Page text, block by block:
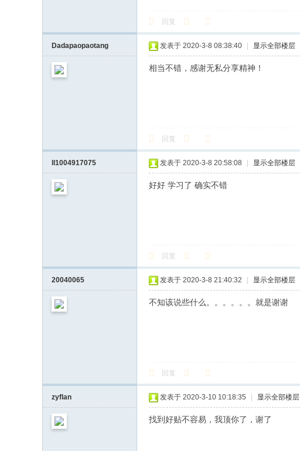
回复
Dadapaopaotang 发表于 2020-3-8 08:38:40 显示全部楼层
相当不错，感谢无私分享精神！
回复
ll1004917075 发表于 2020-3-8 20:58:08 显示全部楼层
好好 学习了 确实不错
回复
20040065 发表于 2020-3-8 21:40:32 显示全部楼层
不知该说些什么。。。。。。就是谢谢
回复
zyflan 发表于 2020-3-10 10:18:35 显示全部楼层
找到好贴不容易，我顶你了，谢了